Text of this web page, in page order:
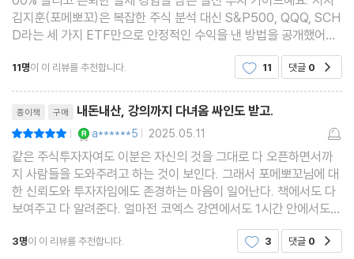
5장 - 트라이앵글 포트폴리오 Ⅲ 긴 인생의 보루가 되어줄 제2의
월급 만들기, SCHD
01 열심히 주식투자를 했지만 맞이할 수 있는 미래
02 배당주 투자도 ETF로 하라
03 SCHD가 변동성에 강할 수밖에 없는 비결
04 나의 SCHD, 배당주 투자 포트폴리오 대공개
05 SCHD로 은퇴하려면 얼마나 있어야 할까?
06 2030세대와 4050세대의 배당투자는 달라야 한다
07 실패로 끝난 고배당투자가 남긴 교훈
김지훈(포메뽀꼬)은 복잡한 주식 분석 대신 S&P500, QQQ, SCH
D라는 세 가지 ETF만으로 안정적인 수익을 낸 방법을 공개했어요.
책의 핵심은 "시장을 이기려 하지 말고, 시장을 따라가라"는 거예요.
S&P500은 미국 대형주 500개에 분산 투자해 안정성을, Q
11명이 이 리뷰를 추천합니다. 11 댓글 0
종이책 구매 내돈내산, 강의까지 다녀옴 싸인도 받고.
| a******5 | 2025.05.11
같은 주식투자자여도 이분은 자신의 것을 그대로 다 오픈하면서까
지 사람들을 도와주려고 하는 것이 보인다. 그래서 포메뽀꼬님에 대
한 신뢰도와 투자자임에도 존경하는 마음이 일어난다. 책에서도 다
보여주고 다 알려준다. 얼마전 코엑스 강연에서도 1시간 안에서도
많은걸 알려주려고, 솔직하게 이야기해주셔서 참 좋았다책을 펴놓
고 하나하나 맞춰가면서 내 포트폴리오도 점검하고,
3명이 이 리뷰를 추천합니다. 3 댓글 0